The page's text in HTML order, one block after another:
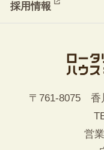
採用情報
〒761-8075 香
営